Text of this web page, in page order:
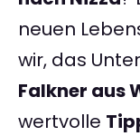
neuen
wir, das
Falkner aus
wertvolle